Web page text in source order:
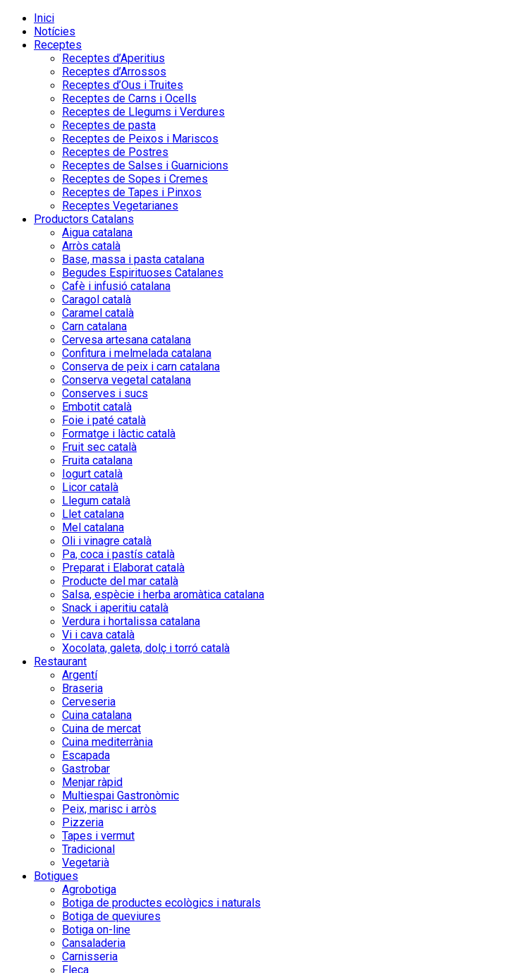
Inici
Notícies
Receptes
Receptes d’Aperitius
Receptes d’Arrossos
Receptes d’Ous i Truites
Receptes de Carns i Ocells
Receptes de Llegums i Verdures
Receptes de pasta
Receptes de Peixos i Mariscos
Receptes de Postres
Receptes de Salses i Guarnicions
Receptes de Sopes i Cremes
Receptes de Tapes i Pinxos
Receptes Vegetarianes
Productors Catalans
Aigua catalana
Arròs català
Base, massa i pasta catalana
Begudes Espirituoses Catalanes
Cafè i infusió catalana
Caragol català
Caramel català
Carn catalana
Cervesa artesana catalana
Confitura i melmelada catalana
Conserva de peix i carn catalana
Conserva vegetal catalana
Conserves i sucs
Embotit català
Foie i paté català
Formatge i làctic català
Fruit sec català
Fruita catalana
Iogurt català
Licor català
Llegum català
Llet catalana
Mel catalana
Oli i vinagre català
Pa, coca i pastís català
Preparat i Elaborat català
Producte del mar català
Salsa, espècie i herba aromàtica catalana
Snack i aperitiu català
Verdura i hortalissa catalana
Vi i cava català
Xocolata, galeta, dolç i torró català
Restaurant
Argentí
Braseria
Cerveseria
Cuina catalana
Cuina de mercat
Cuina mediterrània
Escapada
Gastrobar
Menjar ràpid
Multiespai Gastronòmic
Peix, marisc i arròs
Pizzeria
Tapes i vermut
Tradicional
Vegetarià
Botigues
Agrobotiga
Botiga de productes ecològics i naturals
Botiga de queviures
Botiga on-line
Cansaladeria
Carnisseria
Fleca